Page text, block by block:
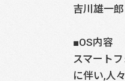
吉川雄一郎
■OS内容
スマート
に伴い,人